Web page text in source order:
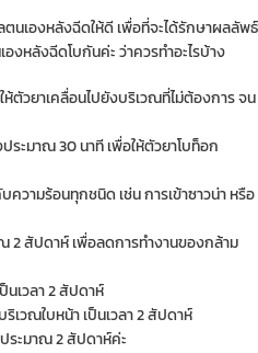
นเองหลังฉีดให้ดี เพื่อที่จะได้รักษาผลลัพธ์
งหลังฉีดโบกันค่ะ ว่าควรทำอะไรบ้าง
ตัวยาเคลื่อนไปยังบริเวณที่ไม่ต้องการ จน
ะมาณ 30 นาที เพื่อให้ตัวยาโบท็อก
ามร้อนทุกชนิด เช่น การเข้าซาวน่า หรือ
2 สัปดาห์ เพื่อลดการทำงานของกล้าม
เวลา 2 สัปดาห์
เวณใบหน้า เป็นเวลา 2 สัปดาห์
ระมาณ 2 สัปดาห์ค่ะ